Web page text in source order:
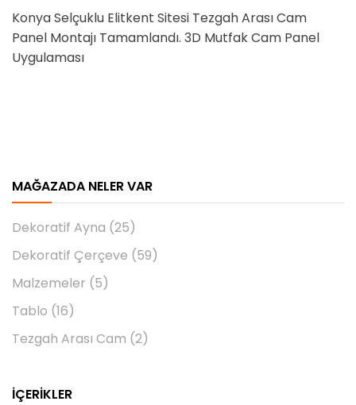
MAĞAZADA NELER VAR
Dekoratif Ayna (25)
Dekoratif Çerçeve (59)
Malzemeler (5)
Tablo (16)
Tezgah Arası Cam (2)
İÇERIKLER
Konya Selçuklu Elitkent Sitesi Tezgah Arası Cam
Panel Montajı Tamamlandı. 3D Mutfak Cam Panel
Uygulaması